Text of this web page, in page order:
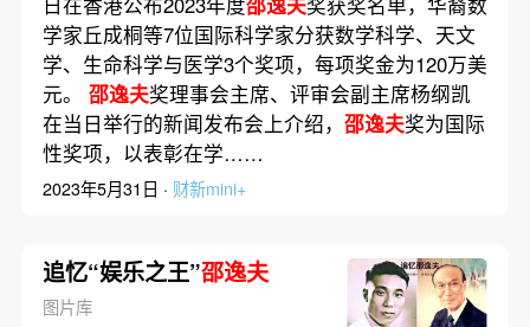
学家丘成桐等7位国际科学家分获数学科学、天文
学、生命科学与医学3个奖项，每项奖金为120万美
元。 邵逸夫奖理事会主席、评审会副主席杨纲凯
在当日举行的新闻发布会上介绍， 邵逸夫奖为国际
性奖项，以表彰在学……
2023年5月31日 · 财新mini+
追忆“娱乐之王”邵逸夫
图片库